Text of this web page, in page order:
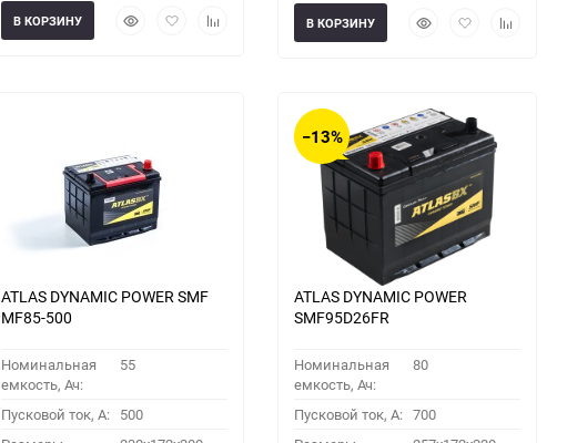
БыстрыйДобавитьДобавить
В КОРЗИНУ
БыстрыйДобавитьДобавить
В КОРЗИНУ
ATLAS DYNAMIC POWER SMF
MF85-500
Номинальная
емкость, Ач:
55
Пусковой ток, A: 500
−13%
ATLAS DYNAMIC POWER
SMF95D26FR
Номинальная
емкость, Ач:
80
Пусковой ток, A: 700